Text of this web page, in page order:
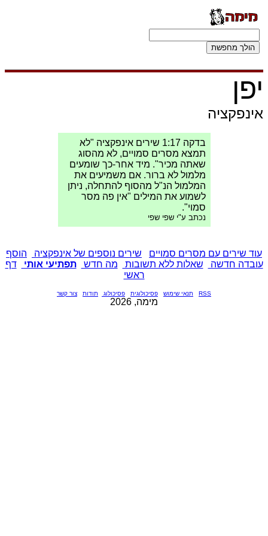
יפן
אינפקציה
בדקה 1:17 שירים אינפקציה "לא
תמצא מסרים סמויים, לא מהסוג
שאתה מכיר". מיד אחר-כך שומעים
מלמול לא ברור. אם משמיעים את
המלמול הנ"ל מהסוף להתחלה, ניתן
לשמוע את המילים "אין פה מסר
סמוי".
נכתב ע"י שפי שפי
עוד שירים עם מסרים סמויים שירים נוספים של אינפקציה
הוסף
עובדה חדשה
שאלות ללא תשובות מה חדש תפתיעי אותי
דף
ראשי
RSS תנאי שימוש פסיכולוגית פסיכולוג תודות צור קשר
מימה, 2026